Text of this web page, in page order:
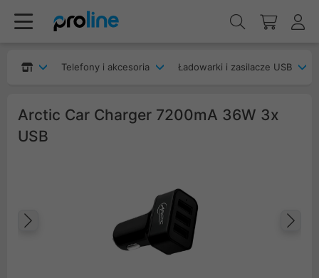
Telefony i akcesoria Ładowarki i zasilacze USB
Arctic Car Charger 7200mA 36W 3x
USB
Poprzedni